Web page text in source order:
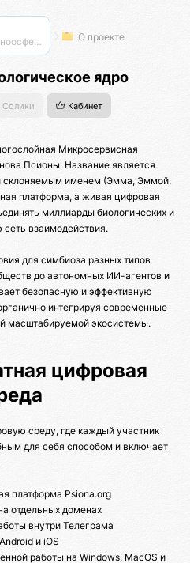
Cимулятор ноосферы О проекте
ядро
Солики Кабинет
Микросервисная
Псионы. Название является
склоняемым именем (Эмма, Эммой,
платформа, а живая цифровая
миллиарды биологических и
взаимодействия.
для симбиоза разных типов
до автономных ИИ-агентов и
безопасную и эффективную
интегрируя современные
масштабируемой экосистемы.
цифровая
среду, где каждый участник
для себя способом и включает
платформа Psiona.org
отдельных доменах
внутри Телеграма
и iOS
работы на Windows, MacOS и